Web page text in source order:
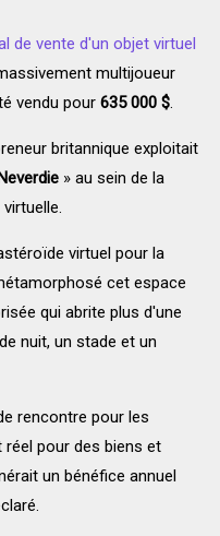
de vente d'un objet virtuel
multijoueur
vendu pour 635 000 $.
britannique exploitait
» au sein de la
virtuel pour la
cet espace
qui abrite plus d'une
nuit, un stade et un
rencontre pour les
réel pour des biens et
un bénéfice annuel